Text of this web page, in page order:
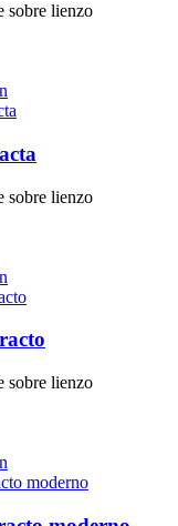
sobre lienzo
sobre lienzo
sobre lienzo